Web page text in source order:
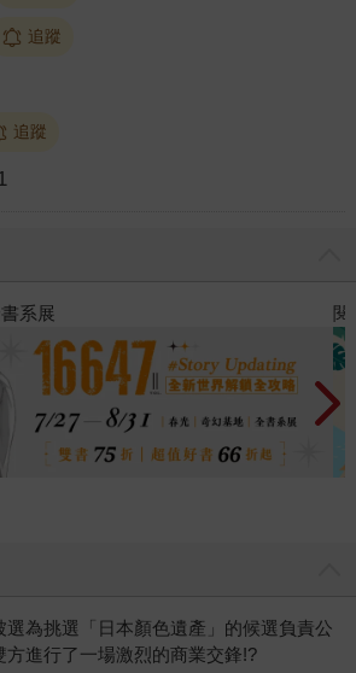
追蹤
追蹤
上半年暢銷榜
為挑選「日本顏色遺產」的候選負責公
進行了一場激烈的商業交鋒!?